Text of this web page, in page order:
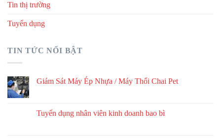
Tin thị trường
Tuyển dụng
TIN TỨC NỔI BẬT
Giám Sát Máy Ép Nhựa / Máy Thổi Chai Pet
Tuyển dụng nhân viên kinh doanh bao bì